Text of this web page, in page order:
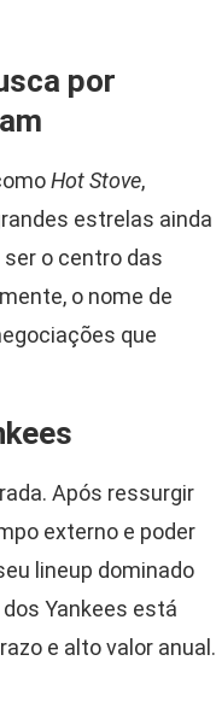
por
Hot Stove,
estrelas ainda
o centro das
o nome de
que
Após ressurgir
externo e poder
lineup dominado
Yankees está
e alto valor anual.